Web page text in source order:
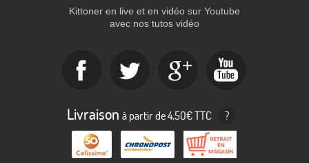
Kittoner en live et en vidéo sur Youtube
avec nos tutos vidéo
Livraison à partir de 4,50€ TTC ?